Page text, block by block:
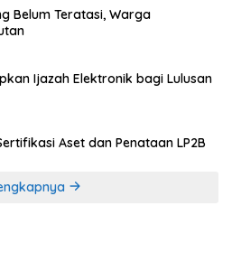
Belum Teratasi, Warga
Ijazah Elektronik bagi Lulusan
Aset dan Penataan LP2B